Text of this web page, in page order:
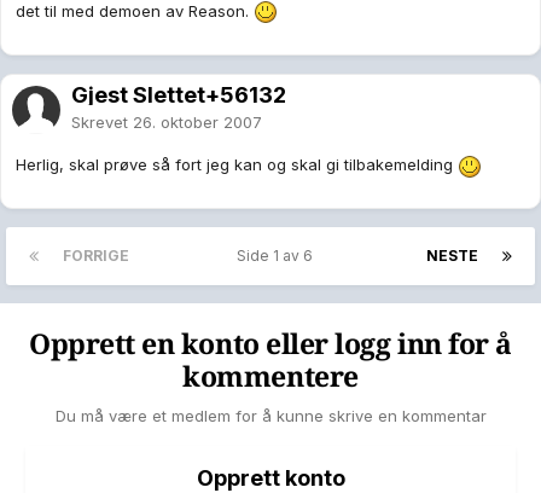
det til med demoen av Reason.
Gjest Slettet+56132
Skrevet 26. oktober 2007
Herlig, skal prøve så fort jeg kan og skal gi tilbakemelding
FORRIGE NESTE
Side 1 av 6
Opprett en konto eller logg inn for å
kommentere
Du må være et medlem for å kunne skrive en kommentar
Opprett konto